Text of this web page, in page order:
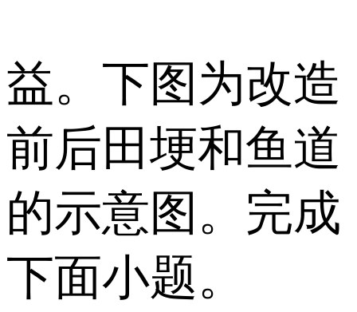
益。下图为改造
前后田埂和鱼道
的示意图。完成
下面小题。